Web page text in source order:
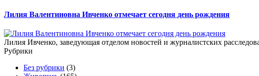
Лилия Валентиновна Ивченко отмечает сегодня день рождения
Лилия Ивченко, заведующая отделом новостей и журналистских
Рубрики
Без рубрики (3)